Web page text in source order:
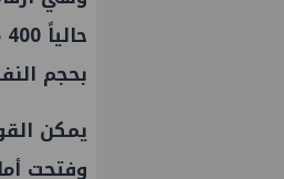
بحجم
يمكن
وفتحت
على زيادة طفيفة في